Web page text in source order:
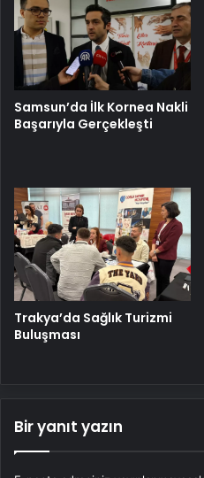
Samsun’da İlk Kornea Nakli
Başarıyla Gerçekleşti
Trakya’da Sağlık Turizmi
Buluşması
Bir yanıt yazın